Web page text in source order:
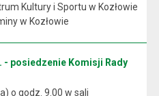
Kultury i Sportu w Kozłowie
w Kozłowie
- posiedzenie Komisji Rady
o godz. 9.00 w sali